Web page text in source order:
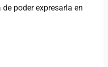
poder expresarla en